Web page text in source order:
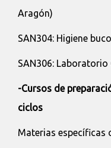
Aragón)
SAN304: Higiene
SAN306: Laboratorio
-Cursos de
ciclos
Materias específicas